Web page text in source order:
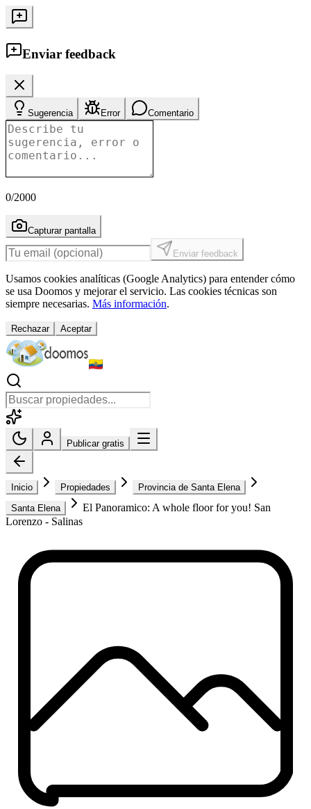
Enviar feedback
Sugerencia Error Comentario
0/2000
Capturar pantalla
Enviar feedback
Usamos cookies analíticas (Google Analytics) para entender cómo
se usa Doomos y mejorar el servicio. Las cookies técnicas son
siempre necesarias. Más información.
Rechazar Aceptar
Publicar gratis
Inicio Propiedades
Provincia de Santa Elena
Santa Elena
El Panoramico: A whole floor for you! San
Lorenzo - Salinas